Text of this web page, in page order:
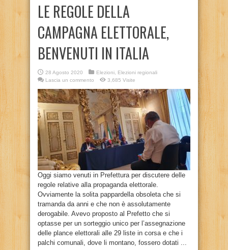
LE REGOLE DELLA
CAMPAGNA ELETTORALE,
BENVENUTI IN ITALIA
28 Agosto 2020 Elezioni
Elezioni regionali
Lascia un commento
3,685 Visite
Oggi siamo venuti in Prefettura per discutere delle
regole relative alla propaganda elettorale.
Ovviamente la solita pappardella obsoleta che si
tramanda da anni e che non è assolutamente
derogabile. Avevo proposto al Prefetto che si
optasse per un sorteggio unico per l’assegnazione
delle plance elettorali alle 29 liste in corsa e che i
palchi comunali, dove li montano, fossero dotati ...